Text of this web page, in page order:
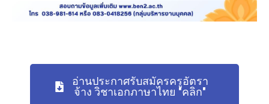
อ่านประกาศรับสมัครครูอัตรา
จ้าง วิชาเอกภาษาไทย "คลิก"